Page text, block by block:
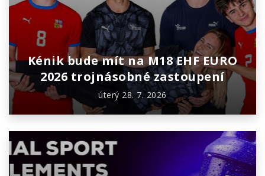
Kénik bude mít na M18 EHF EURO
2026 trojnásobné zastoupení
úterý 28. 7. 2026